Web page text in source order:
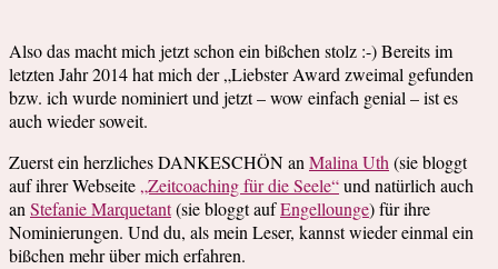
Also das macht mich jetzt schon ein bißchen stolz :-) Bereits im
letzten Jahr 2014 hat mich der „Liebster Award zweimal gefunden
bzw. ich wurde nominiert und jetzt – wow einfach genial – ist es
auch wieder soweit.
Zuerst ein herzliches DANKESCHÖN anMalina Uth(sie bloggt
auf ihrer Webseite„Zeitcoaching für die Seele“und natürlich auch
anStefanie Marquetant(sie bloggt aufEngellounge) für ihre
Nominierungen. Und du, als mein Leser, kannst wieder einmal ein
bißchen mehr über mich erfahren.